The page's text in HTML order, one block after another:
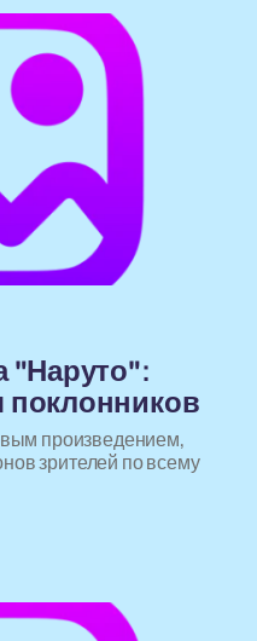
"Наруто":
поклонников
произведением,
зрителей по всему